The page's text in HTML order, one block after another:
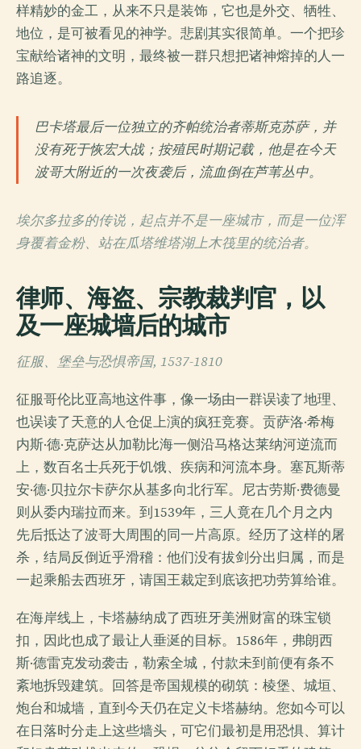
样精妙的金工，从来不只是装饰，它也是外交、牺牲、
地位，是可被看见的神学。悲剧其实很简单。一个把珍
宝献给诸神的文明，最终被一群只想把诸神熔掉的人一
路追逐。
巴卡塔最后一位独立的齐帕统治者蒂斯克苏萨，并
没有死于恢宏大战；按殖民时期记载，他是在今天
波哥大附近的一次夜袭后，流血倒在芦苇丛中。
埃尔多拉多的传说，起点并不是一座城市，而是一位浑
身覆着金粉、站在瓜塔维塔湖上木筏里的统治者。
律师、海盗、宗教裁判官，以
及一座城墙后的城市
征服、堡垒与恐惧帝国, 1537-1810
征服哥伦比亚高地这件事，像一场由一群误读了地理、
也误读了天意的人仓促上演的疯狂竞赛。贡萨洛·希梅
内斯·德·克萨达从加勒比海一侧沿马格达莱纳河逆流而
上，数百名士兵死于饥饿、疾病和河流本身。塞瓦斯蒂
安·德·贝拉尔卡萨尔从基多向北行军。尼古劳斯·费德曼
则从委内瑞拉而来。到1539年，三人竟在几个月之内
先后抵达了波哥大周围的同一片高原。经历了这样的屠
杀，结局反倒近乎滑稽：他们没有拔剑分出归属，而是
一起乘船去西班牙，请国王裁定到底该把功劳算给谁。
在海岸线上，卡塔赫纳成了西班牙美洲财富的珠宝锁
扣，因此也成了最让人垂涎的目标。1586年，弗朗西
斯·德雷克发动袭击，勒索全城，付款未到前便有条不
紊地拆毁建筑。回答是帝国规模的砌筑：棱堡、城垣、
炮台和城墙，直到今天仍在定义卡塔赫纳。您如今可以
在日落时分走上这些墙头，可它们最初是用恐惧、算计